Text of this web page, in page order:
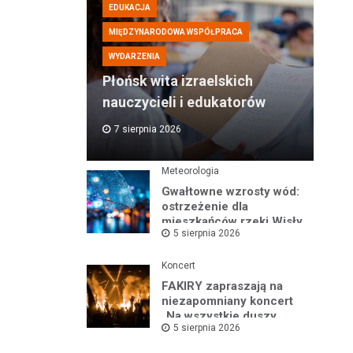
EDUKACJA
MIĘDZYNARODOWA WSPÓŁPRACA
WYDARZENIA
Płońsk wita izraelskich
nauczycieli i edukatorów
7 sierpnia 2026
Meteorologia
Gwałtowne wzrosty wód:
ostrzeżenie dla
mieszkańców rzeki Wisły
i okolic
5 sierpnia 2026
Koncert
FAKIRY zapraszają na
niezapomniany koncert
„Na wszystkie duszy
nastroje”
5 sierpnia 2026